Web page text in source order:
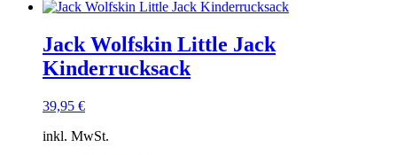
Jack Wolfskin Little Jack
Kinderrucksack
39,95 €
inkl. MwSt.